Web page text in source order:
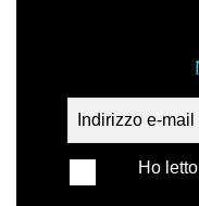
Ho